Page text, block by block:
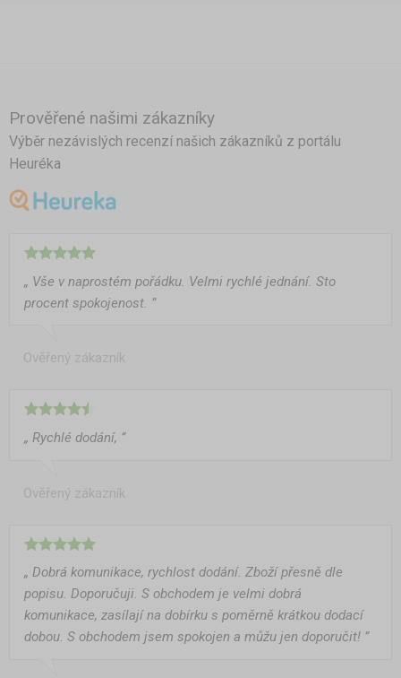
Prověřené našimi zákazníky
Výběr nezávislých recenzí našich zákazníků z portálu
Heuréka
„ Vše v naprostém pořádku. Velmi rychlé jednání. Sto
procent spokojenost. ”
Ověřený zákazník
„ Rychlé dodání, ”
Ověřený zákazník
„ Dobrá komunikace, rychlost dodání. Zboží přesně dle
popisu. Doporučuji. S obchodem je velmi dobrá
komunikace, zasílají na dobírku s poměrně krátkou dodací
dobou. S obchodem jsem spokojen a můžu jen doporučit! ”